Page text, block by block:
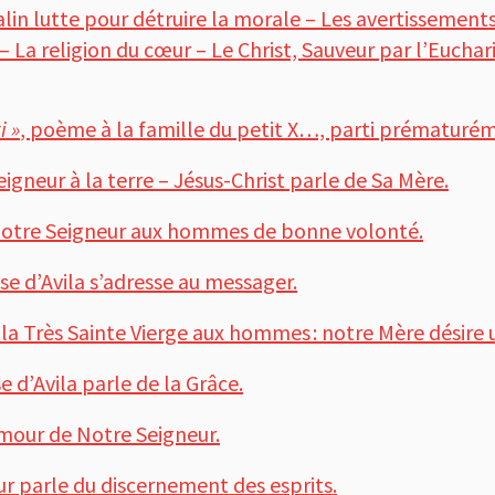
lutte pour détruire la morale – Les
religion du cœur – Le Christ, Sauveur par
», poème à la famille du petit X…, parti
à la terre – Jésus-Christ parle de Sa Mère.
Seigneur aux hommes de bonne volonté.
d’Avila s’adresse au messager.
Très Sainte Vierge aux hommes : notre Mère
d’Avila parle de la Grâce.
de Notre Seigneur.
parle du discernement des esprits.